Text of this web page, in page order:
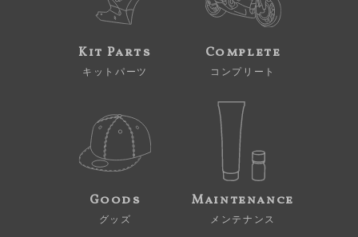
Kit Parts
キットパーツ
Complete
コンプリート
Goods
グッズ
Maintenance
メンテナンス